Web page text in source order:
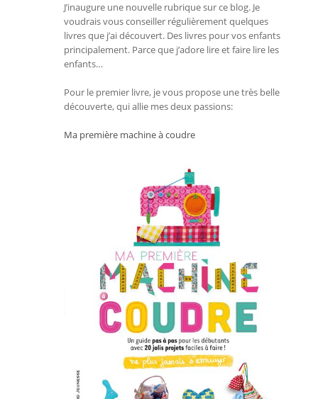
J’inaugure une nouvelle rubrique sur ce blog. Je
voudrais vous conseiller régulièrement quelques
livres que j’ai découvert. Des livres pour vos enfants
principalement. Parce que j’adore lire et faire lire les
enfants…
Pour le premier livre, je vous propose une très belle
découverte, qui allie mes deux passions:
Ma première machine à coudre